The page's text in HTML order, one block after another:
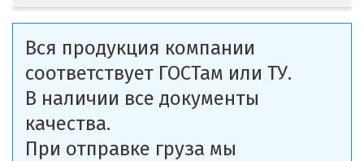
Вся продукция компании
соответствует ГОСТам или ТУ.
В наличии все документы
качества.
При отправке груза мы